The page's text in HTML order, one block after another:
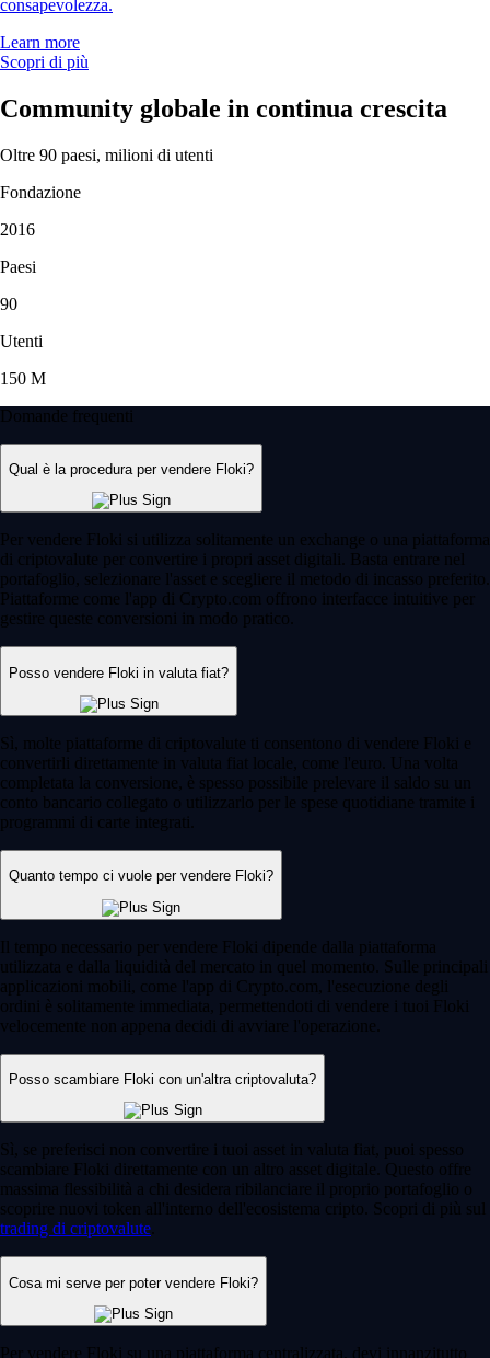
«Uso l'app Crypto.com da 4-5 anni. Era già semplice, ma le nuove
funzioni come azioni e mercati di previsione sono ottime aggiunte.
Resta facilissima da navigare».
-Utente verificato
Recensioni basate su casi singoli. Il trading di criptovalute è rischioso
e può comportare la perdita totale del valore. Servizi e disponibilità
Capire le criptovalute
Diventa un esperto di crypto
Come comprare e investire in criptovalute: guida per principianti
Vuoi iniziare a investire in criptovalute ma non sai da dove
cominciare? In questa guida troverai un percorso chiaro e semplice per
scegliere una piattaforma sicura, creare il tuo account, depositare fondi
giorno.
Learn more
Come comprare e investire in criptovalute: guida per principianti
Vuoi iniziare a investire in criptovalute ma non sai da dove
cominciare? In questa guida troverai un percorso chiaro e semplice per
scegliere una piattaforma sicura, creare il tuo account, depositare fondi
indicazioni pratiche su come gestire i tuoi investimenti fin dal primo
Learn more
Cos'è un crypto wallet e come funziona?
Che tu stia acquistando la tua prima criptovaluta o che tu faccia trading
con regolarità, c’è uno strumento fondamentale: il crypto wallet. In
questa guida spieghiamo cos’è un wallet per criptovalute, come
funziona e come scegliere quello più adatto alle tue esigenze.
Learn more
Cos'è un crypto wallet e come funziona?
Che tu stia acquistando la tua prima criptovaluta o che tu faccia trading
questa guida spieghiamo cos’è un wallet per criptovalute, come
funziona e come scegliere quello più adatto alle tue esigenze.
Learn more